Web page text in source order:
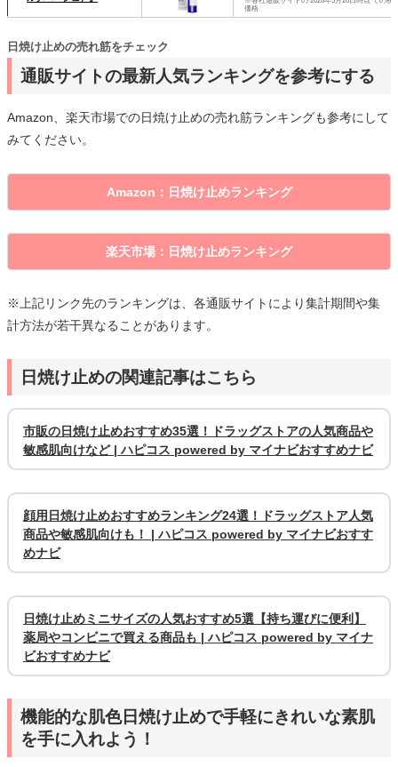
価格
通販サイトの最新人気ランキングを参考にする
日焼け止めの売れ筋をチェック
Amazon、楽天市場での日焼け止めの売れ筋ランキングも参考にして
みてください。
Amazon：日焼け止めランキング
楽天市場：日焼け止めランキング
※上記リンク先のランキングは、各通販サイトにより集計期間や集
計方法が若干異なることがあります。
日焼け止めの関連記事はこちら
市販の日焼け止めおすすめ35選！ドラッグストアの人気商品や
敏感肌向けなど | ハピコス powered by マイナビおすすめナビ
顔用日焼け止めおすすめランキング24選！ドラッグストア人気
商品や敏感肌向けも！ | ハピコス powered by マイナビおすす
めナビ
日焼け止めミニサイズの人気おすすめ5選【持ち運びに便利】
薬局やコンビニで買える商品も | ハピコス powered by マイナ
ビおすすめナビ
機能的な肌色日焼け止めで手軽にきれいな素肌
を手に入れよう！